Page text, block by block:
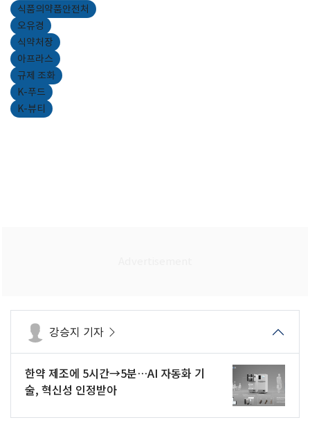
식품의약품안전처
오유경
식약처장
아프라스
규제 조화
K-푸드
K-뷰티
강승지 기자
한약 제조에 5시간→5분…AI 자동화 기
술, 혁신성 인정받아